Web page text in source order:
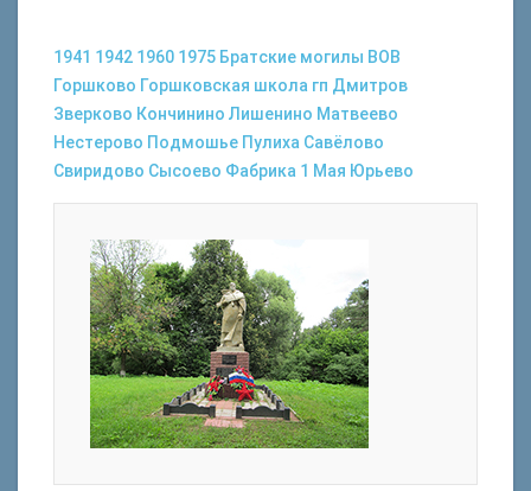
1941 1942 1960 1975 Братские могилы ВОВ
Горшково Горшковская школа гп Дмитров
Зверково Кончинино Лишенино Матвеево
Нестерово Подмошье Пулиха Савёлово
Свиридово Сысоево Фабрика 1 Мая Юрьево